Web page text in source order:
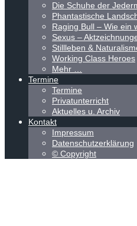
Die Schuhe der
Phantastische
Raging Bull – Wie ein
Sexus –
Stillleben &
Working Class Heroes
Mehr …
Termine
Termine
Privatunterricht
Aktuelles u. Archiv
Kontakt
Impressum
Datenschutzerklärung
© Copyright